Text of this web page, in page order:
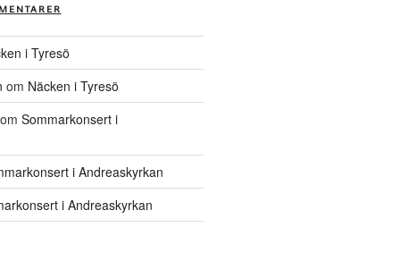
i Tyresö
om Näcken i Tyresö
Sommarkonsert i
i Andreaskyrkan
i Andreaskyrkan